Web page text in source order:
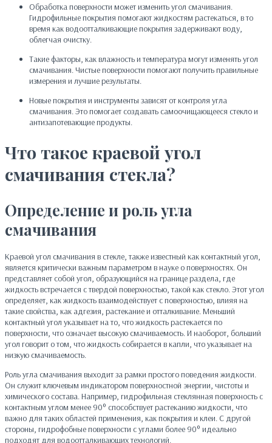
Обработка поверхности может изменить угол смачивания.
Гидрофильные покрытия помогают жидкостям растекаться, в то
время как водоотталкивающие покрытия задерживают воду,
облегчая очистку.
Такие факторы, как влажность и температура могут изменять угол
смачивания. Чистые поверхности помогают получить правильные
измерения и лучшие результаты.
Новые покрытия и инструменты зависят от контроля угла
смачивания. Это помогает создавать самоочищающееся стекло и
антизапотевающие продукты.
Что такое краевой угол
смачивания стекла?
Определение и роль угла
смачивания
Краевой угол смачивания в стекле, также известный как контактный угол,
является критически важным параметром в науке о поверхностях. Он
представляет собой угол, образующийся на границе раздела, где
жидкость встречается с твердой поверхностью, такой как стекло. Этот угол
определяет, как жидкость взаимодействует с поверхностью, влияя на
такие свойства, как адгезия, растекание и отталкивание. Меньший
контактный угол указывает на то, что жидкость растекается по
поверхности, что означает высокую смачиваемость. И наоборот, больший
угол говорит о том, что жидкость собирается в капли, что указывает на
низкую смачиваемость.
Роль угла смачивания выходит за рамки простого поведения жидкости.
Он служит ключевым индикатором поверхностной энергии, чистоты и
химического состава. Например, гидрофильная стеклянная поверхность с
контактным углом менее 90° способствует растеканию жидкости, что
важно для таких областей применения, как покрытия и клеи. С другой
стороны, гидрофобные поверхности с углами более 90° идеально
подходят для водоотталкивающих технологий.